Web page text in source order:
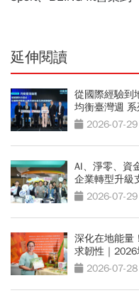
延伸閱讀
從國際經驗
均衡臺灣週
2026-07-29
AI、淨零、資
企業轉型升級
2026-07-29
深化在地能量
求韌性｜
2026-07-28